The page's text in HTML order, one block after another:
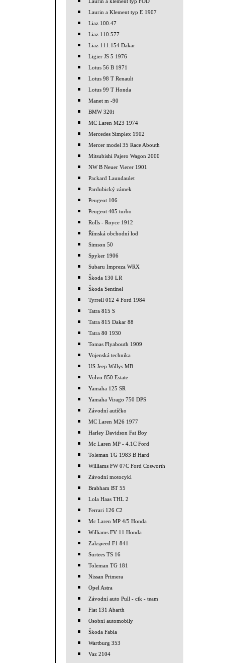
Laurin a Klement typ E 1907
Liaz 100.47
Liaz 110.577
Liaz 111.154 Dakar
Ligier JS 5 1976
Lotus 56 B 1971
Lotus 98 T Renault
Lotus 99 T Honda
Manet m -90
BMW 320i
MC Laren M23 1974
Mercedes Simplex 1902
Mercer model 35 Race Abouth
Mitsubishi Pajero Wagon 2000
NW B Neuer Vierer 1901
Packard Laundaulet
Pardubický zámek
Peugeot 106
Peugeot 405 turbo
Rolls - Royce 1912
Římská obchodní lod
Simson 50
Spyker 1906
Subaru Impreza WRX
Škoda 130 LR
Škoda Sentinel
Tyrrell 012 4 Ford 1984
Tatra 815 S
Tatra 815 Dakar 88
Tatra 80 1930
Tomas Flyabouth 1909
Vojenská technika
US Jeep Willys MB
Volvo 850 Estate
Yamaha 125 SR
Yamaha Virago 750 DPS
Závodní autíčko
MC Laren M26 1977
Harley Davidson Fat Boy
Mc Laren MP - 4.1C Ford
Toleman TG 1983 B Hard
Williams FW 07C Ford Cosworth
Závodní motocykl
Brabham BT 55
Lola Haas THL 2
Ferrari 126 C2
Mc Laren MP 4/5 Honda
Williams FV 11 Honda
Zakspeed F1 841
Surtees TS 16
Toleman TG 181
Nissan Primera
Opel Astra
Závodní auto Pull - cik - team
Fiat 131 Abarth
Osobní automobily
Škoda Fabia
Wartburg 353
Vaz 2104